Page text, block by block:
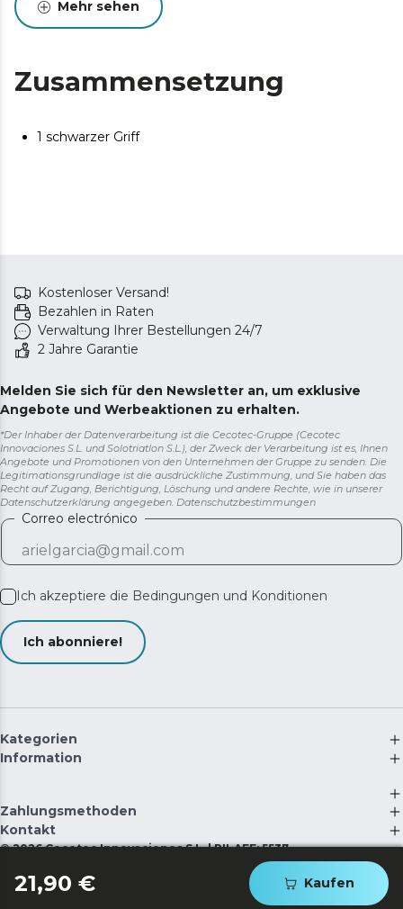
21,90 € Kaufen
Es wird empfohlen, das Produkt während der
Reparaturen sowie für alle Schäden oder
Mehr sehen
Zusammensetzung
1 schwarzer Griff
Kostenloser Versand!
Bezahlen in Raten
Verwaltung Ihrer Bestellungen 24/7
2 Jahre Garantie
Melden Sie sich für den Newsletter an, um exklusive
Angebote und Werbeaktionen zu erhalten.
*Der Inhaber der Datenverarbeitung ist die Cecotec-Gruppe (Cecotec
Innovaciones S.L. und Solotriatlon S.L.), der Zweck der Verarbeitung ist es, Ihnen
Angebote und Promotionen von den Unternehmen der Gruppe zu senden. Die
Legitimationsgrundlage ist die ausdrückliche Zustimmung, und Sie haben das
Recht auf Zugang, Berichtigung, Löschung und andere Rechte, wie in unserer
Datenschutzerklärung angegeben. Datenschutzbestimmungen
Correo electrónico
Ich akzeptiere die Bedingungen und Konditionen
Ich abonniere!
Kategorien
Information
Zahlungsmethoden
Kontakt
©2026 Cecotec Innovaciones S.L. | RII-AEE: 5537